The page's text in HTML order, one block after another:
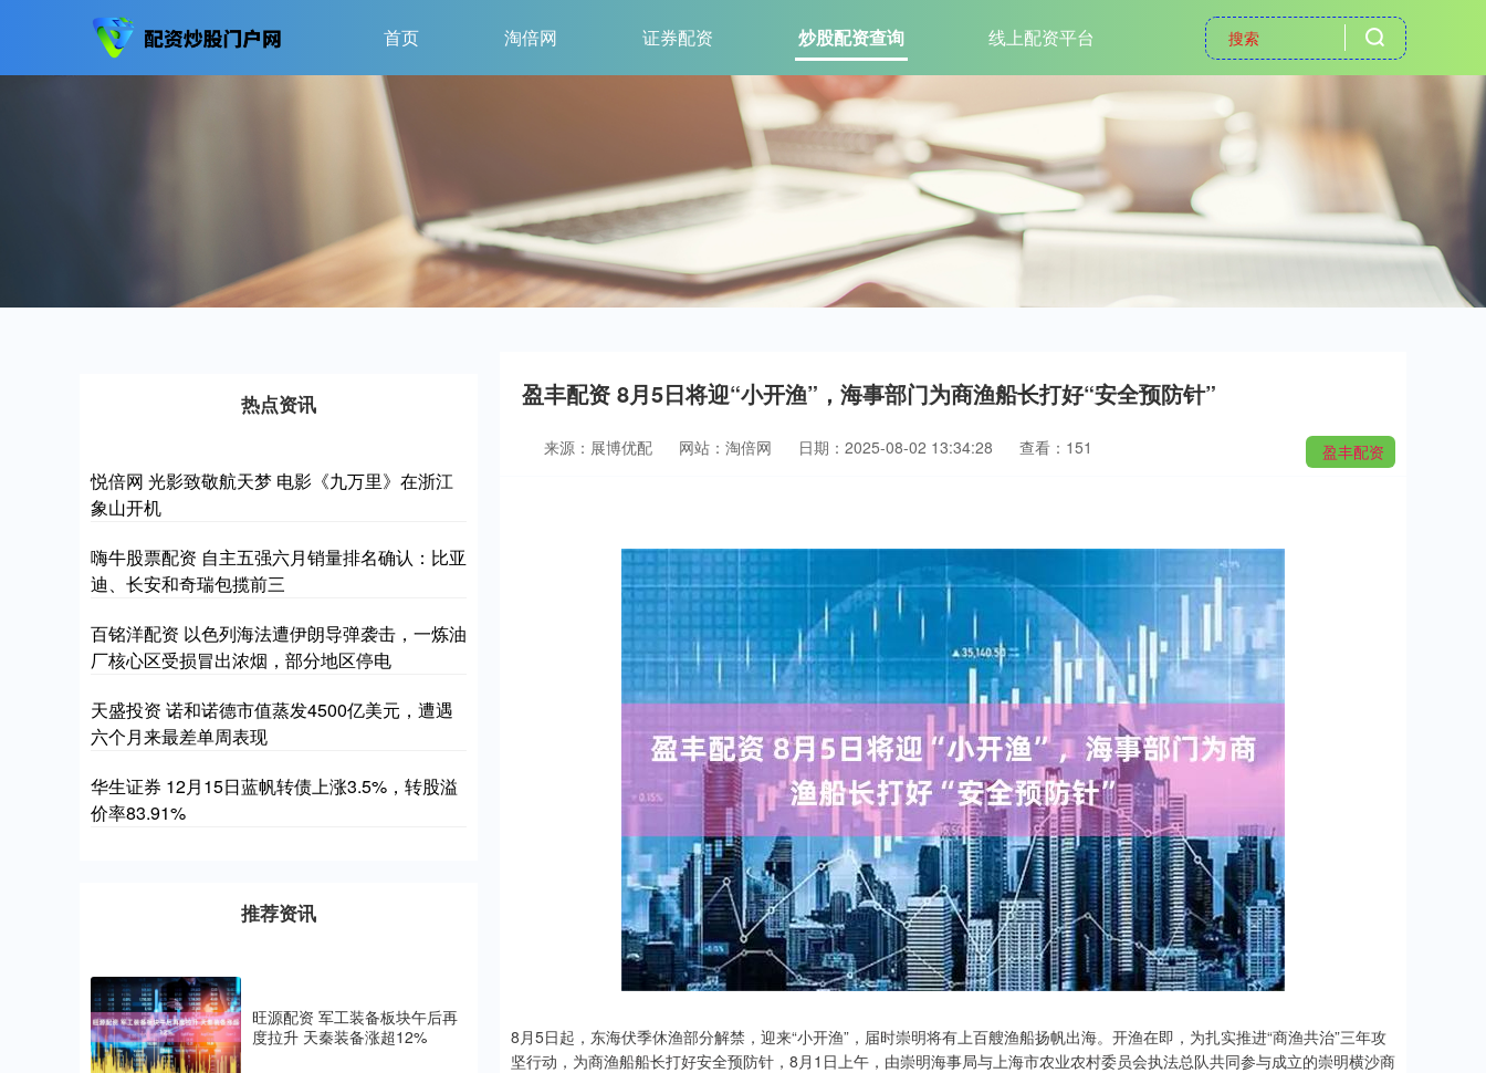
首页 淘倍网 证券配资 炒股配资查询 线上配资平台
盈丰配资 8月5日将迎“小开渔”，海事部门为商渔船长打好“安全预防针”
盈丰配资
来源：展博优配 网站：淘倍网 日期：2025-08-02 13:34:28 查看：151
8月5日起，东海伏季休渔部分解禁，迎来“小开渔”，届时崇明将有上百艘渔船扬帆出海。开渔在即，为扎实推进“商渔共治”三年攻
坚行动，为商渔船船长打好安全预防针，8月1日上午，由崇明海事局与上海市农业农村委员会执法总队共同参与成立的崇明横沙商
热点资讯
悦倍网 光影致敬航天梦 电影《九万里》在浙江
象山开机
嗨牛股票配资 自主五强六月销量排名确认：比亚
迪、长安和奇瑞包揽前三
百铭洋配资 以色列海法遭伊朗导弹袭击，一炼油
厂核心区受损冒出浓烟，部分地区停电
天盛投资 诺和诺德市值蒸发4500亿美元，遭遇
六个月来最差单周表现
华生证券 12月15日蓝帆转债上涨3.5%，转股溢
价率83.91%
推荐资讯
旺源配资 军工装备板块午后再
度拉升 天秦装备涨超12%